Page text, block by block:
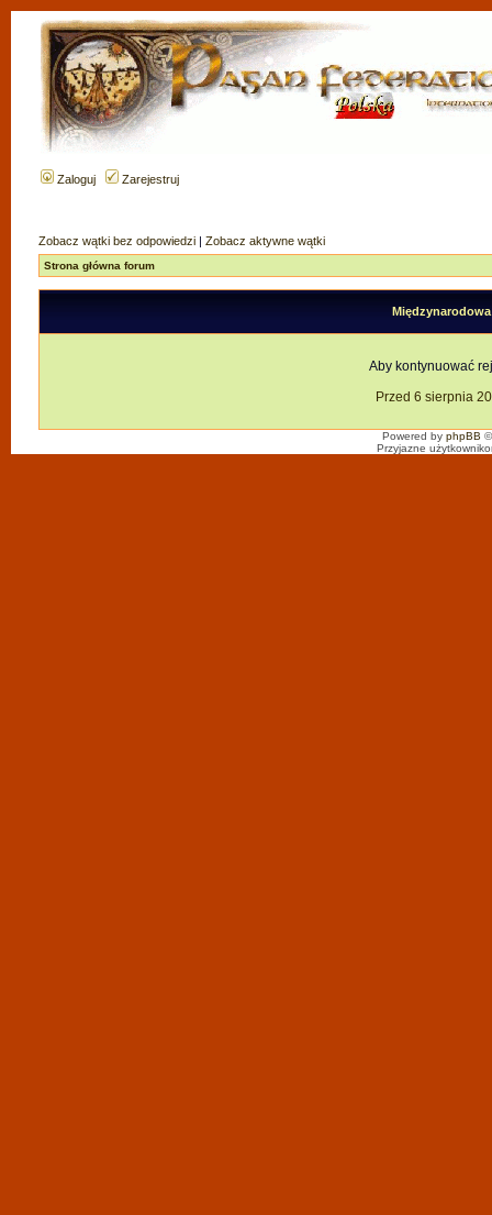
Zaloguj Zarejestruj
Zobacz wątki bez odpowiedzi | Zobacz aktywne wątki
Strona główna forum
Aby kontynuować
Przed 6 sierpnia
Powered by phpBB
Przyjazne